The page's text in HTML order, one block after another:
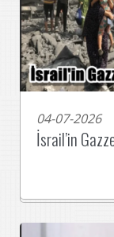
04-07-2026
İsrail’in